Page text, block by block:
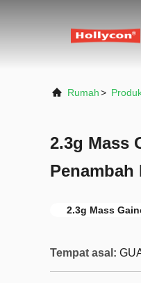
Rumah>
2.3g Mass
Penambah
2.3g Mass
Tempat asal: